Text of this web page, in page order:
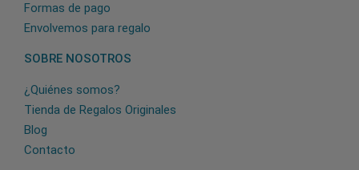
Formas de pago
Envolvemos para regalo
SOBRE NOSOTROS
¿Quiénes somos?
Tienda de Regalos Originales
Blog
Contacto